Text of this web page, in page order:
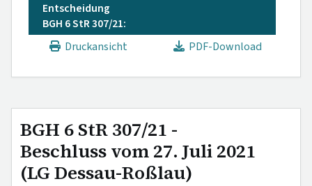
Entscheidung
BGH 6 StR 307/21:
Druckansicht
PDF-Download
BGH 6 StR 307/21 -
Beschluss vom 27. Juli 2021
(LG Dessau-Roßlau)